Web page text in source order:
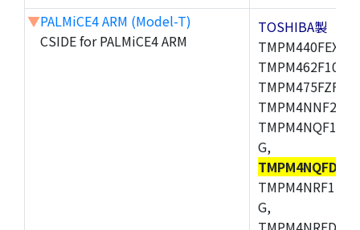
▼PALMiCE4 ARM (Model-T)
CSIDE for PALMiCE4 ARM
TOSHIBA製
G,
TMPM4NQFDFG
G,